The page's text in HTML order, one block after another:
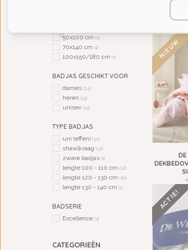
(1)50x100 cm (1)
70x140 cm (1)
100x150/180 cm (1)
BADJAS GESCHIKT VOOR
dames (24)
heren (19)
unisex (19)
TYPE BADJAS
uni (effen) (32)
shawlkraag (32)
zware badjas (1)
lengte 100 - 110 cm (12)
lengte 120 - 130 cm (20)
lengte 130 - 140 cm (1)
BADSERIE
Excellence (3)
CATEGORIEËN
DE
NIEUW
ACTIE!